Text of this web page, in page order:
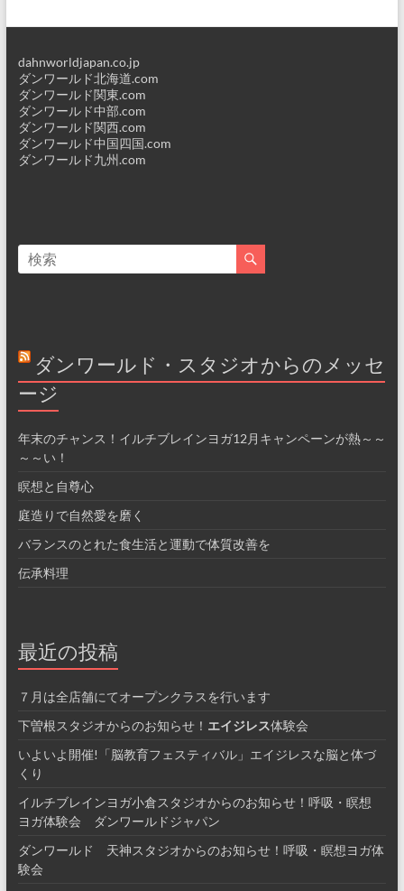
dahnworldjapan.co.jp
ダンワールド北海道.com
ダンワールド関東.com
ダンワールド中部.com
ダンワールド関西.com
ダンワールド中国四国.com
ダンワールド九州.com
ダンワールド・スタジオからのメッセ
ージ
年末のチャンス！イルチブレインヨガ12月キャンペーンが熱～～
～～い！
瞑想と自尊心
庭造りで自然愛を磨く
バランスのとれた食生活と運動で体質改善を
伝承料理
最近の投稿
７月は全店舗にてオープンクラスを行います
下曽根スタジオからのお知らせ！ エイジレス体験会
いよいよ開催!「脳教育フェスティバル」エイジレスな脳と体づ
くり
イルチブレインヨガ小倉スタジオからのお知らせ！呼吸・瞑想
ヨガ体験会 ダンワールドジャパン
ダンワールド 天神スタジオからのお知らせ！呼吸・瞑想ヨガ体
験会